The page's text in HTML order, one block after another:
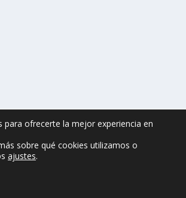
para ofrecerte la mejor experiencia en
sobre qué cookies utilizamos o
ajustes.